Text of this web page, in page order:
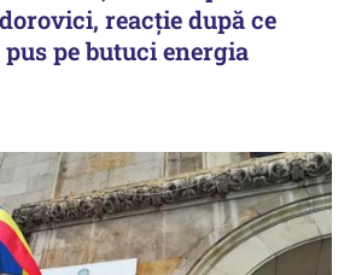
reacție după ce
pus pe butuci energia